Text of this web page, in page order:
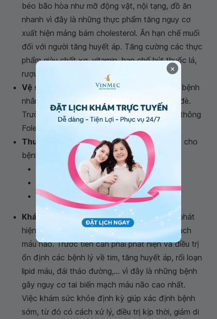
béo bão hòa như mỡ động vật, nội tạng, đồ ăn
nhanh vì đây là những thực phẩm tăng nguy cơ
xuất hiện mảng bám cholesterol. Ăn hạn chế muối
đối với người tăng huyết áp. Tăng cường các thực
phẩm giàu chất xơ, vitamin, hạn chế hút thuốc lá,
rượu bia, café...
Vệ sinh chỗ nằm cho bệnh nhân
, lật người bệnh
nhân ít nhất 2 giờ/1 lần để tránh loét chỗ tỳ đè.
Trường hợp không tự chủ tiểu tiện: Đặt ống thông
Foley
Thuốc
. Có thể sử dụng một số thuốc hỗ trợ cho
bệnh nhân do bác sĩ chỉ định:
Thuốc chống động kinh;
Thuốc tăng cường tuần hoàn máu;
Kháng sinh phòng ngừa bội nhiễm...
Khám sức khỏe định kỳ. Khám định kỳ để phát
hiện và kiểm soát yếu tố nguy cơ tai biến mạch
máu não. Trước tiên cần phải phát hiện và điều trị
ổn định các bệnh lý về tim, tăng huyết áp, rối loạn
lipid máu, đái tháo đường,... vì đây là những bệnh
gây nguy cơ tai biến mạch máu não cao nhất.
Việc khám sức khỏe định kỳ giúp xác định bệnh
sớm, từ đó có cách xử lý, điều trị kịp thời, giảm di
×